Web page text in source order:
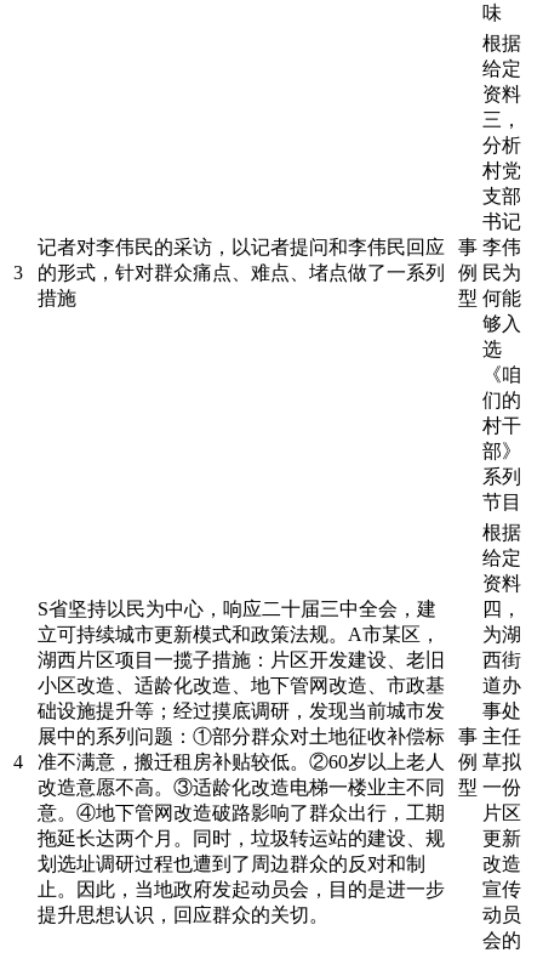
味
3
记者对李伟民的采访，以记者提问和李伟民回应
的形式，针对群众痛点、难点、堵点做了一系列
措施
事
例
型
根据
给定
资料
三，
分析
村党
支部
书记
李伟
民为
何能
够入
选
《咱
们的
村干
部》
系列
节目
4
S省坚持以民为中心，响应二十届三中全会，建
立可持续城市更新模式和政策法规。A市某区，
湖西片区项目一揽子措施：片区开发建设、老旧
小区改造、适龄化改造、地下管网改造、市政基
础设施提升等；经过摸底调研，发现当前城市发
展中的系列问题：①部分群众对土地征收补偿标
准不满意，搬迁租房补贴较低。②60岁以上老人
改造意愿不高。③适龄化改造电梯一楼业主不同
意。④地下管网改造破路影响了群众出行，工期
拖延长达两个月。同时，垃圾转运站的建设、规
划选址调研过程也遭到了周边群众的反对和制
止。因此，当地政府发起动员会，目的是进一步
提升思想认识，回应群众的关切。
事
例
型
根据
给定
资料
四，
为湖
西街
道办
事处
主任
草拟
一份
片区
更新
改造
宣传
动员
会的